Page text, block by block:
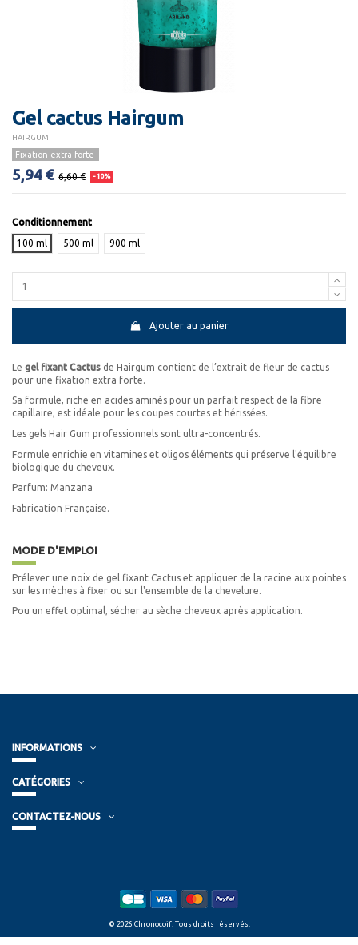
Gel cactus Hairgum
HAIRGUM
Fixation extra forte
5,94 € 6,60 € -10%
Conditionnement
100 ml
500 ml 900 ml
Ajouter au panier
Le gel fixant Cactus de Hairgum contient de l’extrait de fleur de cactus
pour une fixation extra forte.
Sa formule, riche en acides aminés pour un parfait respect de la fibre
capillaire, est idéale pour les coupes courtes et hérissées.
Les gels Hair Gum professionnels sont ultra-concentrés.
Formule enrichie en vitamines et oligos éléments qui préserve l'équilibre
biologique du cheveux.
Parfum: Manzana
Fabrication Française.
MODE D'EMPLOI
Prélever une noix de gel fixant Cactus et appliquer de la racine aux pointes
sur les mèches à fixer ou sur l'ensemble de la chevelure.
Pou un effet optimal, sécher au sèche cheveux après application.
INFORMATIONS
CATÉGORIES
CONTACTEZ-NOUS
© 2026 Chronocoif. Tous droits réservés.